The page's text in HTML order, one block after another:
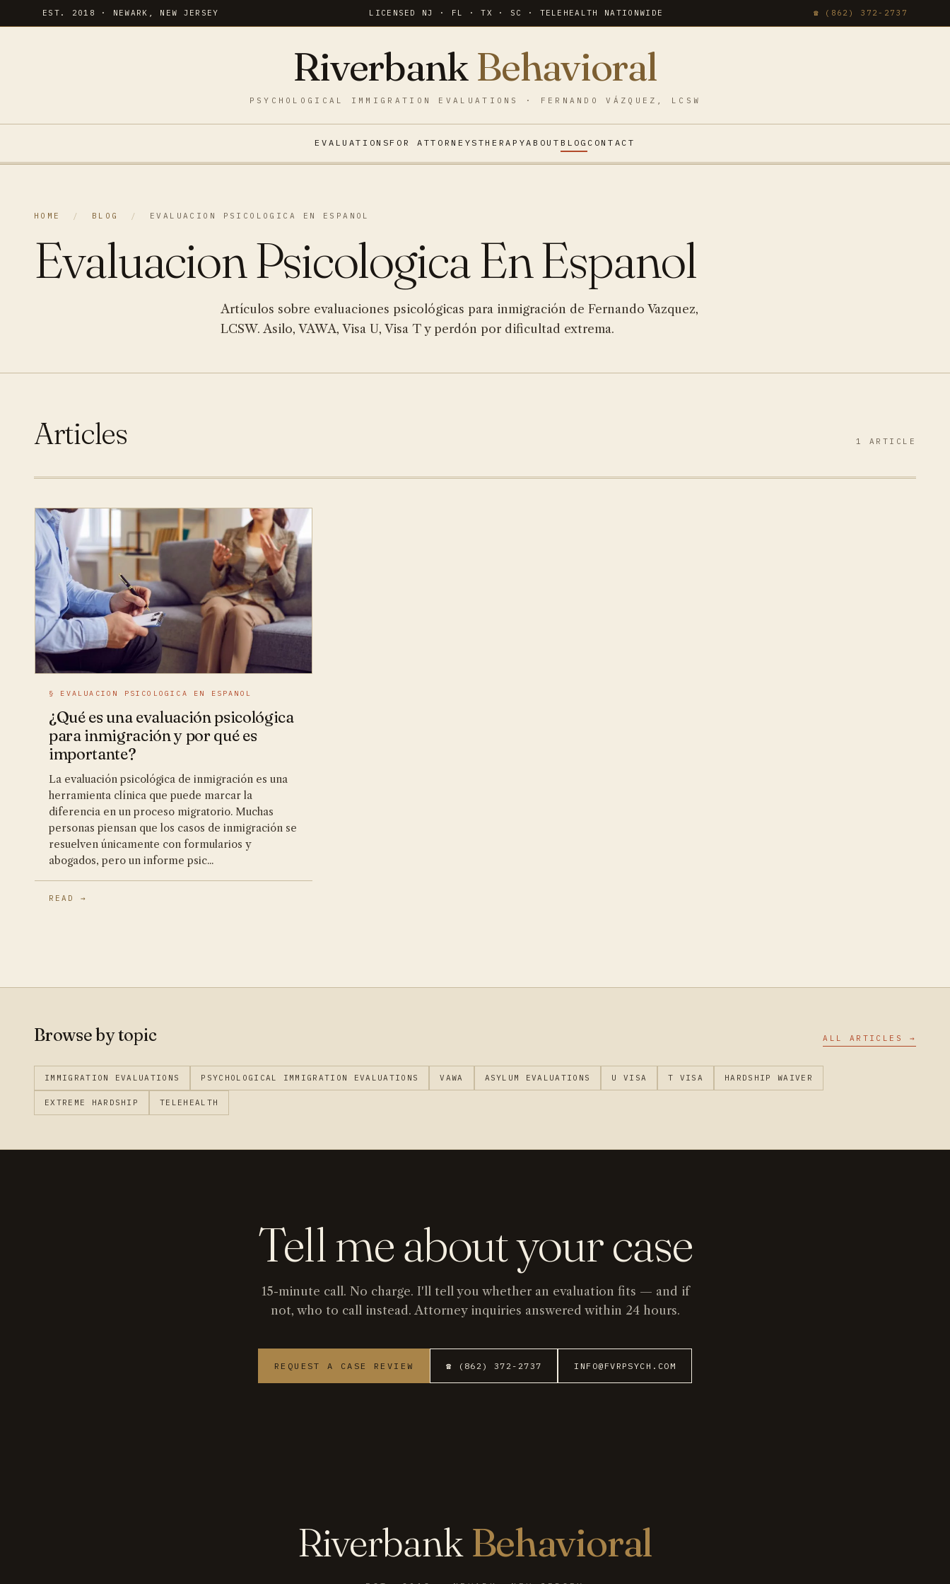
EST. 2018 · NEWARK, NEW JERSEY LICENSED NJ · FL · TX · SC · TELEHEALTH NATIONWIDE ☎ (862) 372-2737
RiverbankBehavioral
PSYCHOLOGICAL IMMIGRATION EVALUATIONS · FERNANDO VÁZQUEZ, LCSW
EVALUATIONS FOR ATTORNEYS THERAPYABOUT BLOG CONTACT
HOME / BLOG / EVALUACION PSICOLOGICA EN ESPANOL
Evaluacion Psicologica En Espanol
Artículos sobre evaluaciones psicológicas para inmigración de Fernando Vazquez,
LCSW. Asilo, VAWA, Visa U, Visa T y perdón por dificultad extrema.
Articles 1 ARTICLE
§ EVALUACION PSICOLOGICA EN ESPANOL
¿Qué es una evaluación psicológica
para inmigración y por qué es
importante?
La evaluación psicológica de inmigración es una
herramienta clínica que puede marcar la
diferencia en un proceso migratorio. Muchas
personas piensan que los casos de inmigración se
resuelven únicamente con formularios y
abogados, pero un informe psic...
READ →
Browse by topic ALL ARTICLES →
IMMIGRATION EVALUATIONS PSYCHOLOGICAL IMMIGRATION EVALUATIONS VAWA ASYLUM EVALUATIONS U VISA T VISA HARDSHIP WAIVER
EXTREME HARDSHIP TELEHEALTH
Tell me about your case
15-minute call. No charge. I'll tell you whether an evaluation fits — and if
not, who to call instead. Attorney inquiries answered within 24 hours.
REQUEST A CASE REVIEW ☎ (862) 372-2737 INFO@FVRPSYCH.COM
RiverbankBehavioral